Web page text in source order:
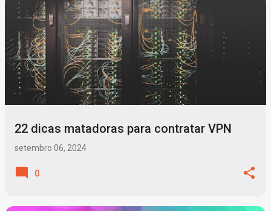
22 dicas matadoras para contratar VPN
setembro 06, 2024
0